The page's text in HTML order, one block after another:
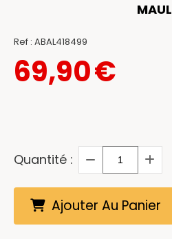
MAUL
Ref : ABAL418499
69,90€
Quantité :
Ajouter Au Panier